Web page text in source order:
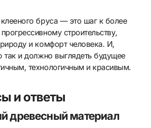
бруса — это шаг к более
строительству,
и комфорт человека. И,
так и должно выглядеть будущее
технологичным и красивым.
и ответы
древесный материал